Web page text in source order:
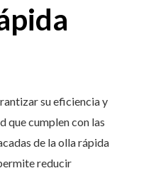
su eficiencia y
que cumplen con las
de la olla rápida
reducir